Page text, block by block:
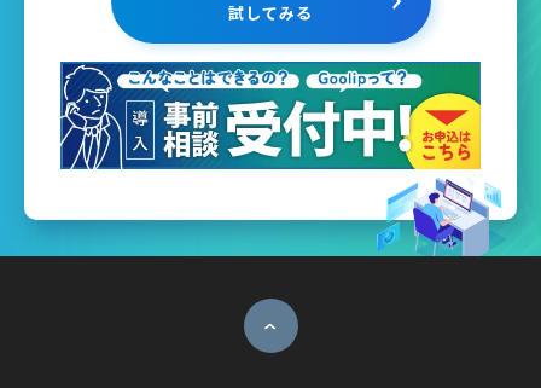
試してみる